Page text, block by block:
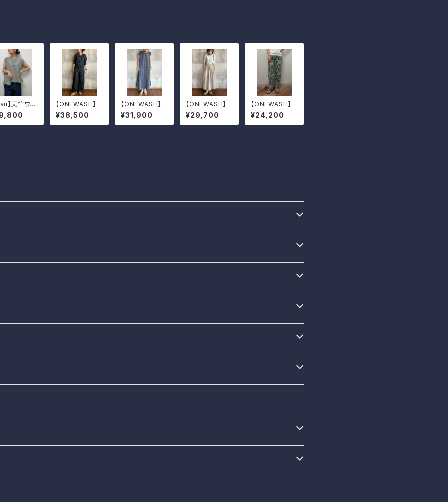
】天竺ワイ
ンニング
【ONEWASH】オ
ールインワン
¥38,500
【ONEWASH】リ
ネンランニング
ワンピース
¥31,900
【ONEWASH】肩
ひも付き綿麻ギ
ャザースカート
¥29,700
【ONEWASH】コ
ットンリネンキャ
ンバスストレート
パンツ
¥24,200